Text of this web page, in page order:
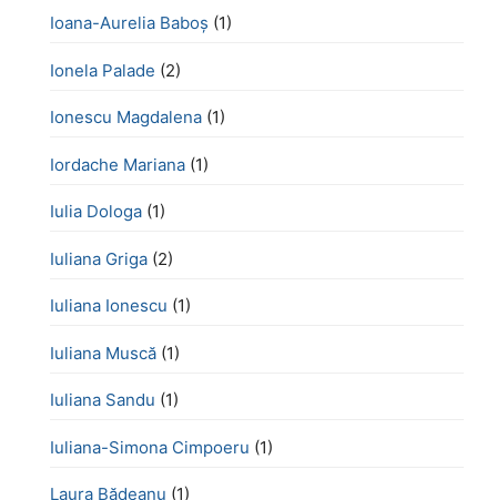
Ioana-Aurelia Baboș (1)
Ionela Palade (2)
Ionescu Magdalena (1)
Iordache Mariana (1)
Iulia Dologa (1)
Iuliana Griga (2)
Iuliana Ionescu (1)
Iuliana Muscă (1)
Iuliana Sandu (1)
Iuliana-Simona Cimpoeru (1)
Laura Bădeanu (1)